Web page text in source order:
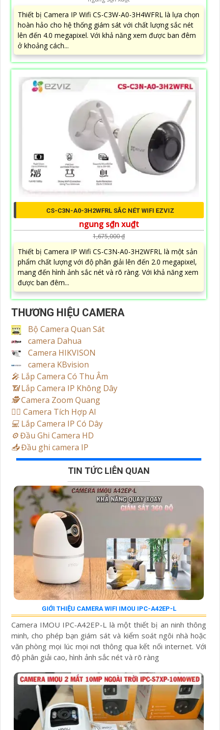
Thiết bị Camera IP Wifi CS-C3W-A0-3H4WFRL là lựa chọn
hoàn hảo cho hệ thống giám sát với chất lượng sắc nét
lên đến 4.0 megapixel. Với khả năng xem được ban đêm
ở khoảng cách...
CS-C3N-A0-3H2WFRL SẮC NÉT WIFI EZVIZ
ngung s₫n xu₫t
1,675,000 ₫
Thiết bị Camera IP Wifi CS-C3N-A0-3H2WFRL là một sản
phẩm chất lượng với độ phân giải lên đến 2.0 megapixel,
mang đến hình ảnh sắc nét và rõ ràng. Với khả năng xem
được ban đêm...
THƯƠNG HIỆU CAMERA
Bộ Camera Quan Sát
camera Dahua
Camera HIKVISON
camera KBvision
️🎤️ Lắp Camera Có Thu Âm
📶Lắp Camera IP Không Dây
🕵️Camera Zoom Quang
🧛‍♀️ Camera Tích Hợp AI
💻 Lắp Camera IP Có Dây
⚙️Đầu Ghi Camera HD
📥Đầu ghi camera IP
TIN TỨC LIÊN QUAN
GIỚI THIỆU CAMERA WIFI IMOU IPC-A42EP-L
Camera IMOU IPC-A42EP-L là một thiết bị an ninh thông
minh, cho phép bạn giám sát và kiểm soát ngôi nhà hoặc
văn phòng mọi lúc mọi nơi thông qua kết nối internet. Với
độ phân giải cao, hình ảnh sắc nét và rõ ràng